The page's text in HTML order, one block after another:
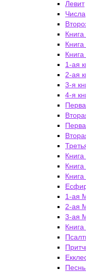
Левит
Числа
1-ая
2-ая
3-я
4-я
Книга
1-ая
2-ая
3-ая